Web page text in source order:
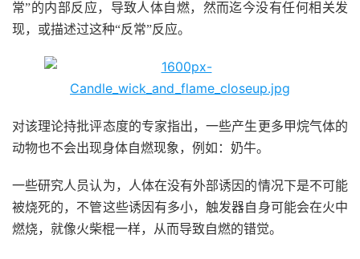
常”的内部反应，导致人体自燃，然而迄今没有任何相关发
现，或描述过这种“反常”反应。
对该理论持批评态度的专家指出，一些产生更多甲烷气体的
动物也不会出现身体自燃现象，例如：奶牛。
一些研究人员认为，人体在没有外部诱因的情况下是不可能
被烧死的，不管这些诱因有多小，触发器自身可能会在火中
燃烧，就像火柴棍一样，从而导致自燃的错觉。